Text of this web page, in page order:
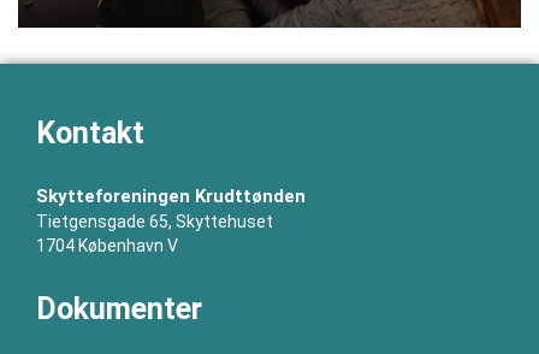
Kontakt
Skytteforeningen Krudttønden
Tietgensgade 65, Skyttehuset
1704 København V
Dokumenter